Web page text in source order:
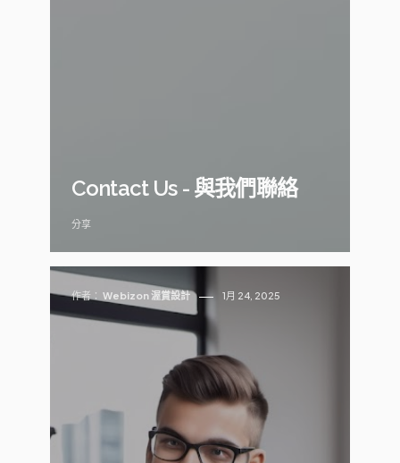
Contact Us - 與我們聯絡
分享
作者： Webizon 渥賞設計 1月 24, 2025